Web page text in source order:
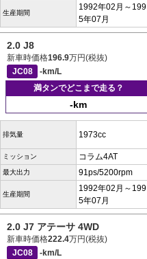
生産期間
1992年02月～199
5年07月
2.0 J8
新車時価格196.9万円(税抜)
JC08
-km/L
満タンでどこまで走る？
-km
排気量 1973cc
ミッション コラム4AT
最大出力 91ps/5200rpm
生産期間
1992年02月～199
5年07月
2.0 J7 アテーサ 4WD
新車時価格222.4万円(税抜)
JC08
-km/L